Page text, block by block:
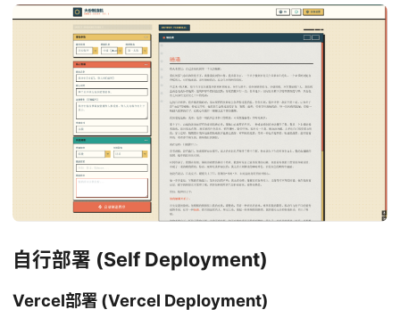
自行部署 (Self Deployment)
Vercel部署 (Vercel Deployment)